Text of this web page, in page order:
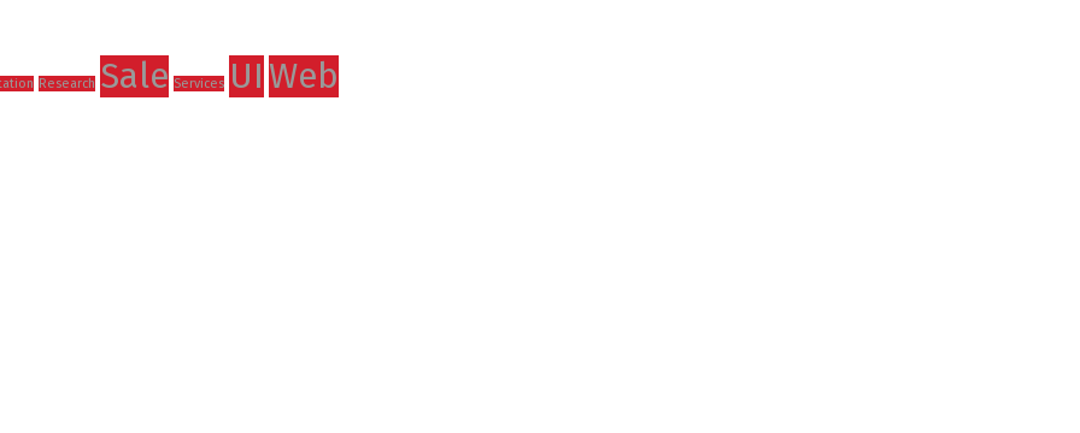
Research Sale Services UI Web